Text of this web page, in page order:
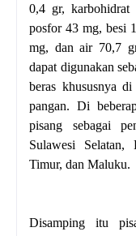
0,4 gr, karbohidrat
posfor 43 mg, besi
mg, dan air 70,7
dapat digunakan
beras khususnya
pangan. Di
pisang sebagai
Sulawesi Selatan,
Timur, dan Maluku.
Disamping itu